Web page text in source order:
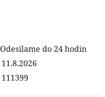
Odesilame do 24 hodin
11.8.2026
111399